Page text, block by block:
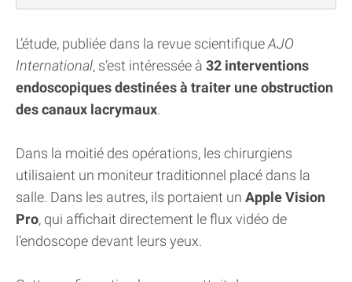
L’étude, publiée dans la revue scientifiqueAJO
International, s’est intéressée à 32 interventions
endoscopiques destinées à traiter une obstruction
des canaux lacrymaux.
Dans la moitié des opérations, les chirurgiens
utilisaient un moniteur traditionnel placé dans la
salle. Dans les autres, ils portaient un Apple Vision
Pro, qui affichait directement le flux vidéo de
l’endoscope devant leurs yeux.